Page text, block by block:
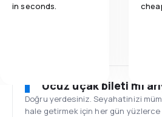
in seconds.
Ucuz uçak bileti mi
Doğru yerdesiniz. Seyahatinizi
hale getirmek için her gün yüzlerce